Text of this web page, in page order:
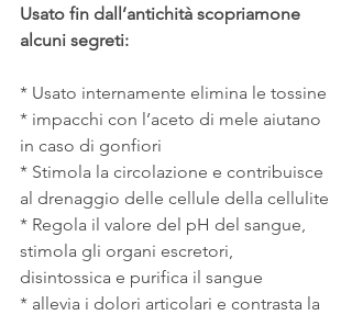
Usato fin dall’antichità scopriamone
alcuni segreti:
* Usato internamente elimina le tossine
* impacchi con l’aceto di mele aiutano
in caso di gonfiori
* Stimola la circolazione e contribuisce
al drenaggio delle cellule della cellulite
* Regola il valore del pH del sangue,
stimola gli organi escretori,
disintossica e purifica il sangue
* allevia i dolori articolari e contrasta la